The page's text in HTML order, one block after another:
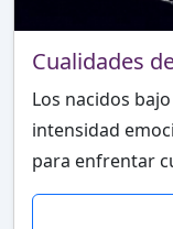
Cualidades
Los nacidos
intensidad
para enfrentar